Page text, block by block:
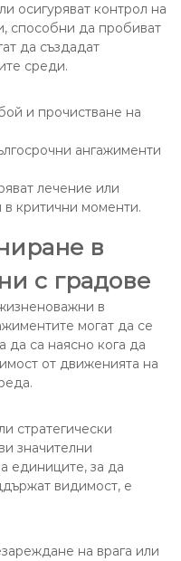
осигуряват контрол на
способни да пробиват
да създадат
среди.
и прочистване на
ангажименти
лечение или
критични моменти.
в
с градове
в
могат да се
да са наясно кога да
от движенията на
стратегически
значителни
единиците, за да
видимост, е
на врага или